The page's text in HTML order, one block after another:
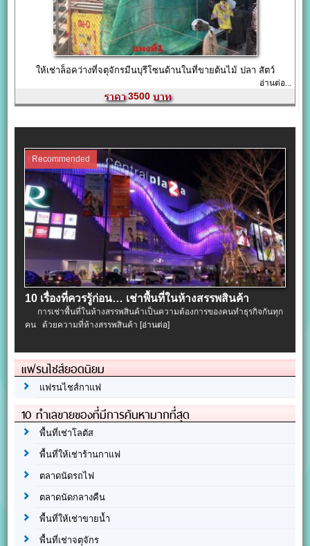
ให้เช่าล็อคว่างที่จตุจักรมีนบุรีโซนด้านในที่ขายต้นไม้ ปลา สัตว์
อ่านต่อ...
3500
Recommended
10 เรื่องที่ควรรู้ก่อน… เช่าพื้นที่ในห้างสรรพสินค้า
การเช่าพื้นที่ในห้างสรรพสินค้าเป็นความต้องการของคนทำธุรกิจกันทุก
คน ด้วยความที่ห้างสรรพสินค้า[อ่านต่อ]
แฟรนไชส์ยอดนิยม
แฟรนไชส์กาแฟ
10 ทำเลขายของที่มีการค้นหามากที่สุด
พื้นที่เช่าโลตัส
พื้นที่ให้เช่าร้านกาแฟ
ตลาดนัดรถไฟ
ตลาดนัดกลางคืน
พื้นที่ให้เช่าขายน้ำ
พื้นที่เช่าจตุจักร